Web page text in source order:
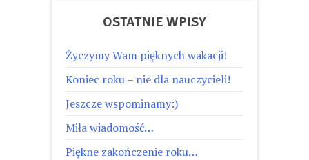
OSTATNIE WPISY
Życzymy Wam pięknych wakacji!
Koniec roku – nie dla nauczycieli!
Jeszcze wspominamy:)
Miła wiadomość…
Piękne zakończenie roku…